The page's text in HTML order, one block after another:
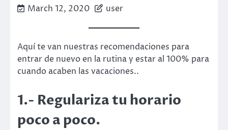
March 12, 2020 user
Aquí te van nuestras recomendaciones para
entrar de nuevo en la rutina y estar al 100% para
cuando acaben las vacaciones..
1.- Regulariza tu horario
poco a poco.